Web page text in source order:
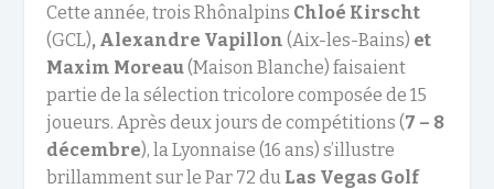
Cette année, trois Rhônalpins Chloé Kirscht
(GCL), Alexandre Vapillon(Aix-les-Bains) et
Maxim Moreau(Maison Blanche) faisaient
partie de la sélection tricolore composée de 15
joueurs. Après deux jours de compétitions (7 – 8
décembre), la Lyonnaise (16 ans) s’illustre
brillamment sur le Par 72 du Las Vegas Golf